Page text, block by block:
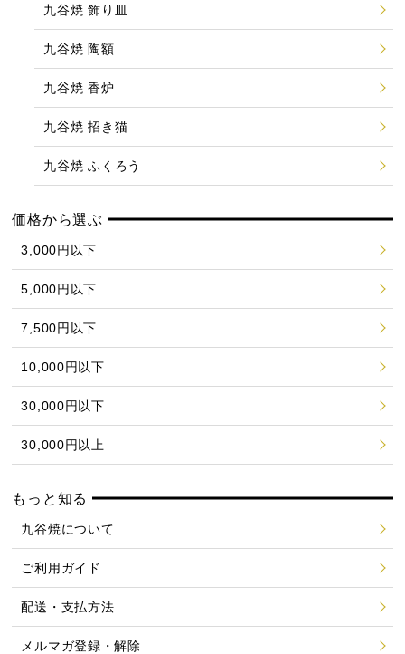
九谷焼 飾り皿
九谷焼 陶額
九谷焼 香炉
九谷焼 招き猫
九谷焼 ふくろう
価格から選ぶ
3,000円以下
5,000円以下
7,500円以下
10,000円以下
30,000円以下
30,000円以上
もっと知る
九谷焼について
ご利用ガイド
配送・支払方法
メルマガ登録・解除